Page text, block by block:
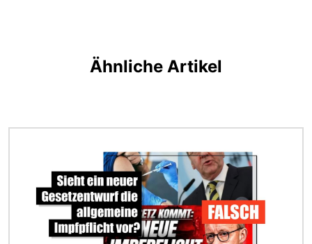
Ähnliche Artikel